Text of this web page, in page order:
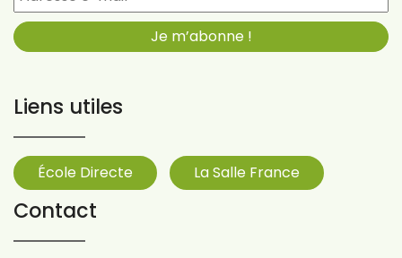
Liens utiles
École Directe La Salle France
Contact